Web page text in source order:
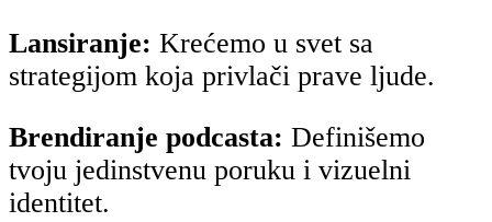
Lansiranje: Krećemo u svet sa
strategijom koja privlači prave ljude.
Brendiranje podcasta: Definišemo
tvoju jedinstvenu poruku i vizuelni
identitet.